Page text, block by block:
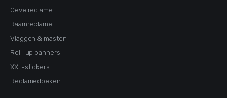
Gevelreclame
Raamreclame
Vlaggen & masten
Roll-up banners
XXL-stickers
Reclamedoeken